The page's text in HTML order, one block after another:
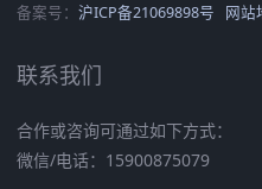
备案号： 沪ICP备21069898号 网站
联系我们
合作或咨询可通过如下方式：
微信/电话：15900875079